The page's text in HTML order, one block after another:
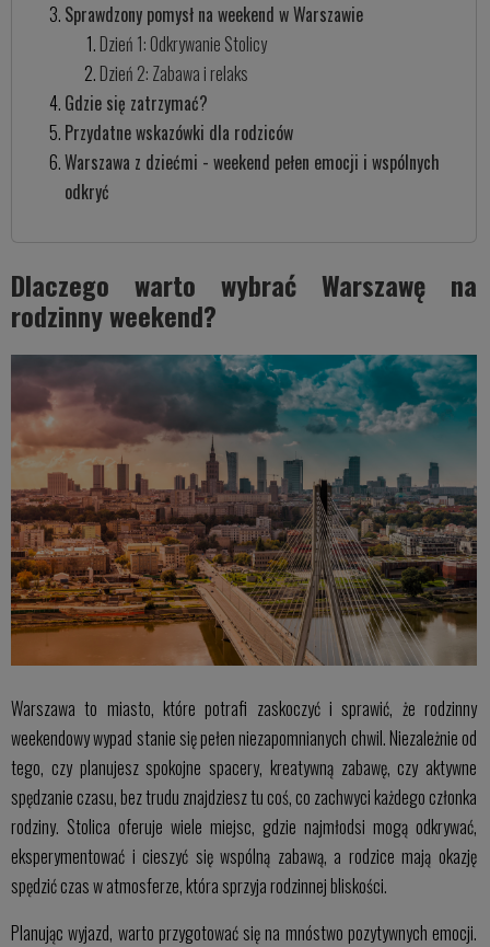
Sprawdzony pomysł na weekend w Warszawie
Dzień 1: Odkrywanie Stolicy
Dzień 2: Zabawa i relaks
Gdzie się zatrzymać?
Przydatne wskazówki dla rodziców
Warszawa z dziećmi - weekend pełen emocji i wspólnych
odkryć
Dlaczego warto wybrać Warszawę na
rodzinny weekend?
Warszawa to miasto, które potrafi zaskoczyć i sprawić, że rodzinny
weekendowy wypad stanie się pełen niezapomnianych chwil. Niezależnie od
tego, czy planujesz spokojne spacery, kreatywną zabawę, czy aktywne
spędzanie czasu, bez trudu znajdziesz tu coś, co zachwyci każdego członka
rodziny. Stolica oferuje wiele miejsc, gdzie najmłodsi mogą odkrywać,
eksperymentować i cieszyć się wspólną zabawą, a rodzice mają okazję
spędzić czas w atmosferze, która sprzyja rodzinnej bliskości.
Planując wyjazd, warto przygotować się na mnóstwo pozytywnych emocji.